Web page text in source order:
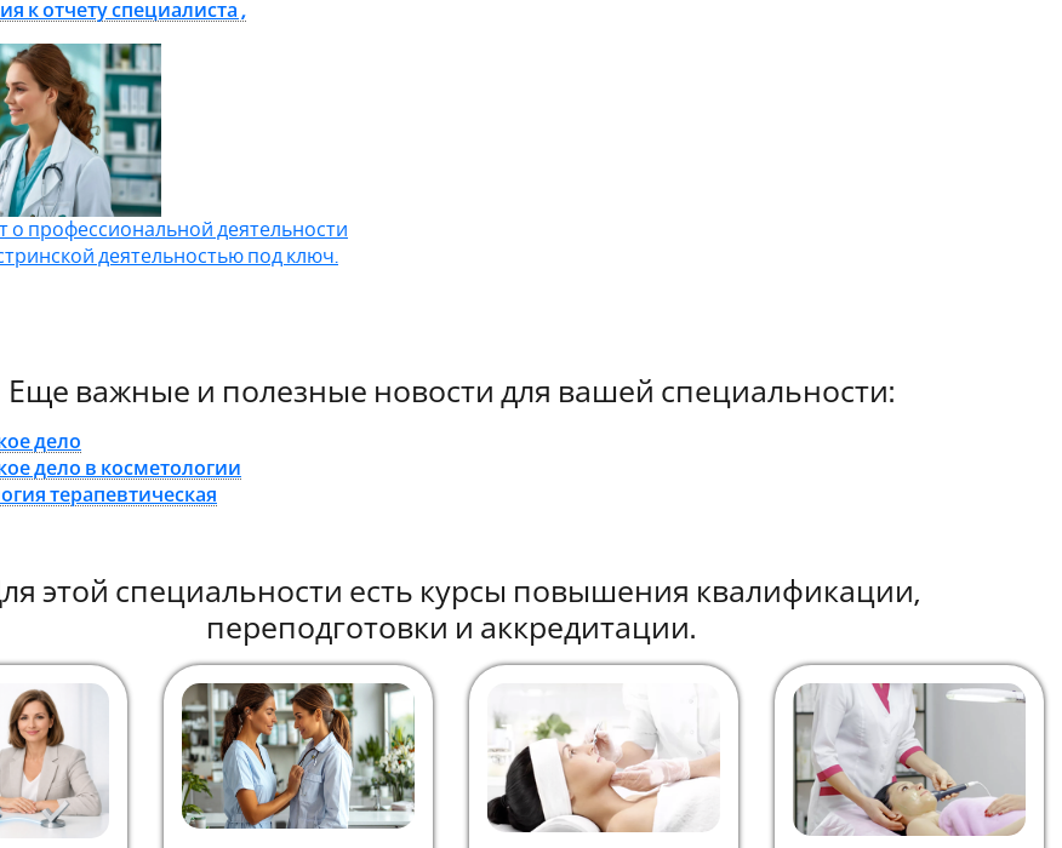
к отчету специалиста ,
о профессиональной деятельности
деятельностью под ключ.
Еще важные и полезные новости для вашей специальности:
дело
дело в косметологии
терапевтическая
этой специальности есть курсы повышения квалификации,
переподготовки и аккредитации.